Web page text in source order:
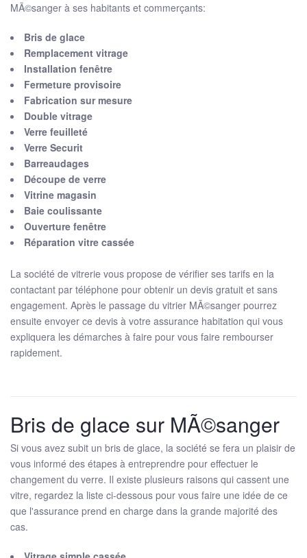
MÃ©sanger à ses habitants et commerçants:
Bris de glace
Remplacement vitrage
Installation fenêtre
Fermeture provisoire
Fabrication sur mesure
Double vitrage
Verre feuilleté
Verre Securit
Barreaudages
Découpe de verre
Vitrine magasin
Baie coulissante
Ouverture fenêtre
Réparation vitre cassée
La société de vitrerie vous propose de vérifier ses tarifs en la
contactant par téléphone pour obtenir un devis gratuit et sans
engagement. Après le passage du vitrier MÃ©sanger pourrez
ensuite envoyer ce devis à votre assurance habitation qui vous
expliquera les démarches à faire pour vous faire rembourser
rapidement.
Bris de glace sur MÃ©sanger
Si vous avez subit un bris de glace, la société se fera un plaisir de
vous informé des étapes à entreprendre pour effectuer le
changement du verre. Il existe plusieurs raisons qui cassent une
vitre, regardez la liste ci-dessous pour vous faire une idée de ce
que l'assurance prend en charge dans la grande majorité des
cas.